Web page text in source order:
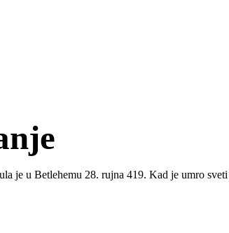
je u Betlehemu 28. rujna 419. Kad je umro